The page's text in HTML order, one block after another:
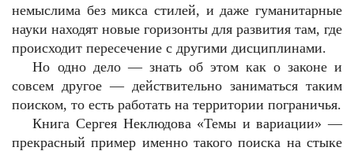
немыслима без микса стилей, и даже гуманитарные
науки находят новые горизонты для развития там, где
происходит пересечение с другими дисциплинами.
Но одно дело — знать об этом как о законе и
совсем другое — действительно заниматься таким
поиском, то есть работать на территории пограничья.
Книга Сергея Неклюдова «Темы и вариации» —
прекрасный пример именно такого поиска на стыке